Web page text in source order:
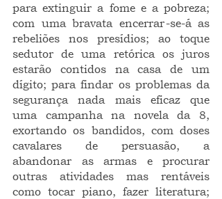
para extinguir a fome e a pobreza;
com uma bravata encerrar-se-á as
rebeliões nos presídios; ao toque
sedutor de uma retórica os juros
estarão contidos na casa de um
dígito; para findar os problemas da
segurança nada mais eficaz que
uma campanha na novela da 8,
exortando os bandidos, com doses
cavalares de persuasão, a
abandonar as armas e procurar
outras atividades mas rentáveis
como tocar piano, fazer literatura;